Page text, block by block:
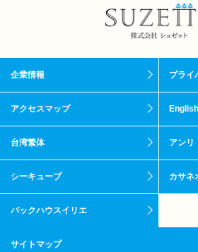
企業情報 プライ
アクセスマップ English
台湾繁体 アンリ
シーキューブ カサネ
バックハウスイリエ
サイトマップ